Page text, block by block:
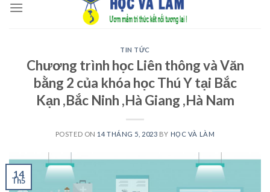
TIN TỨC
Chương trình học Liên thông và Văn
bằng 2 của khóa học Thú Y tại Bắc
Kạn ,Bắc Ninh ,Hà Giang ,Hà Nam
POSTED ON 14 THÁNG 5, 2023 BY HỌC VÀ LÀM
14
Th5